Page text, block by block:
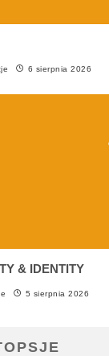
6 sierpnia 2026
& IDENTITY
5 sierpnia 2026